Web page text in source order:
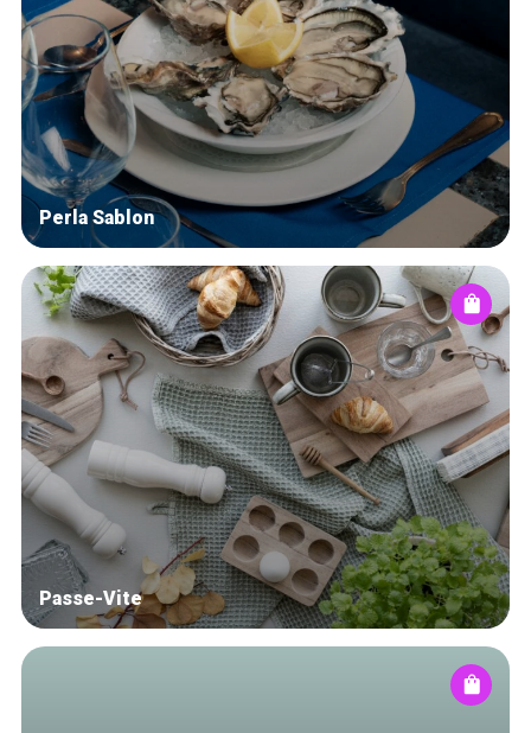
Accueil
Bonnes adresses
Quartiers
Blog
Tops 10
Artisans
A propos
Perla Sablon
Passe-Vite